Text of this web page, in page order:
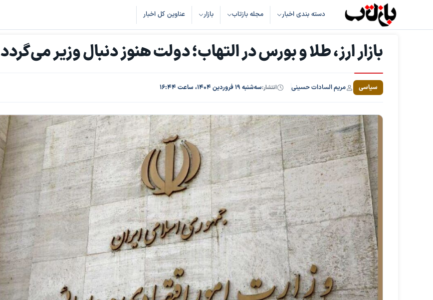
دسته بندی اخبار مجله بازتاب بازار عناوین کل اخبار
بازار ارز، طلا و بورس در التهاب؛ دولت هنوز دنبال وزیر می‌گردد
سیاسی مریم السادات حسینی انتشار:سه‌شنبه ۱۹ فروردین ۱۴۰۴، ساعت ۱۶:۴۴